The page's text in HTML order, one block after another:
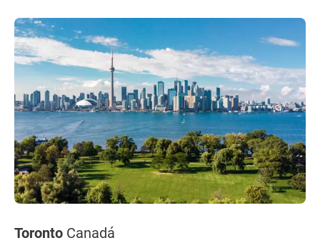
Toronto Canadá